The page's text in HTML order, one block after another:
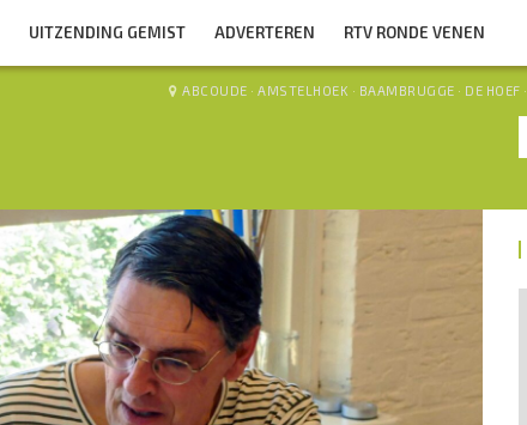
UITZENDING GEMIST ADVERTEREN RTV RONDE VENEN
ABCOUDE · AMSTELHOEK · BAAMBRUGGE · DE HOEF ·